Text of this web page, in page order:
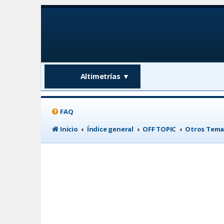
Altimetrías ▼
FAQ
Inicio
Índice general OFF TOPIC Otros